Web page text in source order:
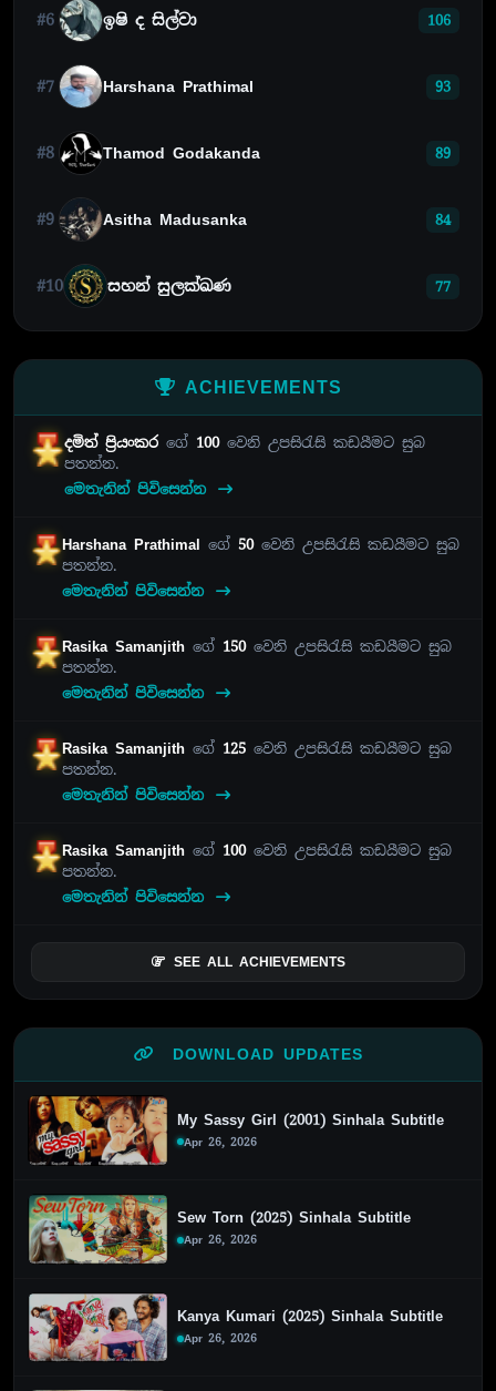
#6 ඉෂි ද සිල්වා 106
#7 Harshana Prathimal 93
#8 Thamod Godakanda 89
#9 Asitha Madusanka 84
#10 සහන් සුලක්ඛණ 77
ACHIEVEMENTS
දමිත් ප්‍රියංකරගේ 100වෙනි උපසිරැසි කඩයීමට සුබ
පතන්න.
මෙතැනින් පිවිසෙන්න
Harshana Prathimal ගේ 50වෙනි උපසිරැසි කඩයීමට සුබ
පතන්න.
මෙතැනින් පිවිසෙන්න
Rasika Samanjithගේ 150වෙනි උපසිරැසි කඩයීමට සුබ
පතන්න.
මෙතැනින් පිවිසෙන්න
Rasika Samanjithගේ 125 වෙනි උපසිරැසි කඩයීමට සුබ
පතන්න.
මෙතැනින් පිවිසෙන්න
Rasika Samanjithගේ 100වෙනි උපසිරැසි කඩයීමට සුබ
පතන්න.
මෙතැනින් පිවිසෙන්න
SEE ALL ACHIEVEMENTS
DOWNLOAD UPDATES
My Sassy Girl (2001) Sinhala Subtitle
Apr 26, 2026
Sew Torn (2025) Sinhala Subtitle
Apr 26, 2026
Kanya Kumari (2025) Sinhala Subtitle
Apr 26, 2026